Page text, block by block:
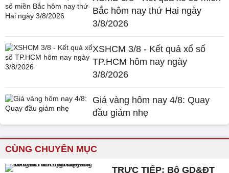
Bắc hôm nay thứ Hai ngày
3/8/2026
XSHCM 3/8 - Kết quả xổ số
TP.HCM hôm nay ngày
3/8/2026
Giá vàng hôm nay 4/8: Quay
đầu giảm nhẹ
CÙNG CHUYÊN MỤC
TRỰC TIẾP: Bộ GD&ĐT